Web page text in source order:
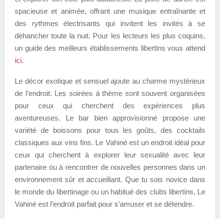
spacieuse et animée, offrant une musique entraînante et
des rythmes électrisants qui invitent les invités à se
déhancher toute la nuit. Pour les lecteurs les plus coquins,
un guide des meilleurs établissements libertins vous attend
ici.
Le décor exotique et sensuel ajoute au charme mystérieux
de l’endroit. Les soirées à thème sont souvent organisées
pour ceux qui cherchent des expériences plus
aventureuses. Le bar bien approvisionné propose une
variété de boissons pour tous les goûts, des cocktails
classiques aux vins fins. Le Vahiné est un endroit idéal pour
ceux qui cherchent à explorer leur sexualité avec leur
partenaire ou à rencontrer de nouvelles personnes dans un
environnement sûr et accueillant. Que tu sois novice dans
le monde du libertinage ou un habitué des clubs libertins, Le
Vahiné est l’endroit parfait pour s’amuser et se détendre.